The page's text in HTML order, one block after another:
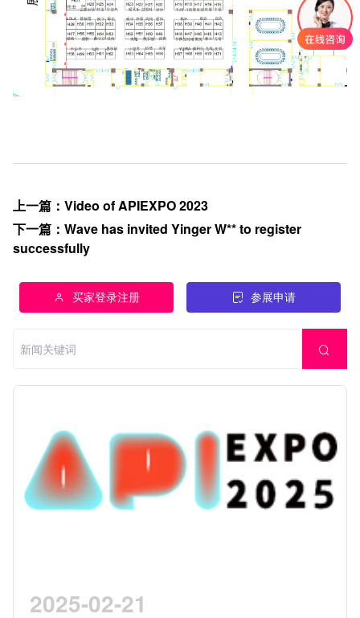
上一篇 ： Video of APIEXPO 2023
下一篇 ： Wave has invited Yinger W** to register
successfully
买家登录注册 参展申请
2025-02-21